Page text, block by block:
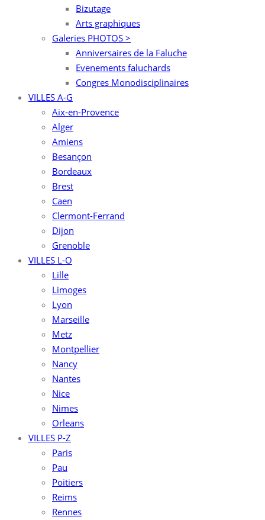
Bizutage
Arts graphiques
Galeries PHOTOS >
Anniversaires de la Faluche
Evenements faluchards
Congres Monodisciplinaires
VILLES A-G
Aix-en-Provence
Alger
Amiens
Besançon
Bordeaux
Brest
Caen
Clermont-Ferrand
Dijon
Grenoble
VILLES L-O
Lille
Limoges
Lyon
Marseille
Metz
Montpellier
Nancy
Nantes
Nice
Nimes
Orleans
VILLES P-Z
Paris
Pau
Poitiers
Reims
Rennes